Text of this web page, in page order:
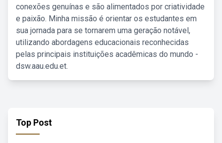
conexões genuínas e são alimentados por criatividade
e paixão. Minha missão é orientar os estudantes em
sua jornada para se tornarem uma geração notável,
utilizando abordagens educacionais reconhecidas
pelas principais instituições acadêmicas do mundo -
dsw.aau.edu.et.
Top Post